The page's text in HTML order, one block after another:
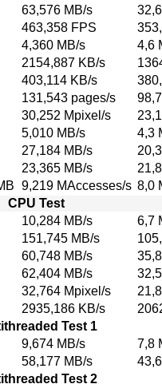
63,576 MB/s
463,358 FPS
4,360 MB/s
4,6
2154,887 KB/s
403,114 KB/s
131,543 pages/s
30,252 Mpixel/s
5,010 MB/s
4,3
27,184 MB/s
23,365 MB/s
9,219 MAccesses/s 8,0
CPU Test
10,284 MB/s
6,7
151,745 MB/s
60,748 MB/s
62,404 MB/s
32,764 Mpixel/s
2935,186 KB/s
Test 1
9,674 MB/s
7,8
58,177 MB/s
Test 2